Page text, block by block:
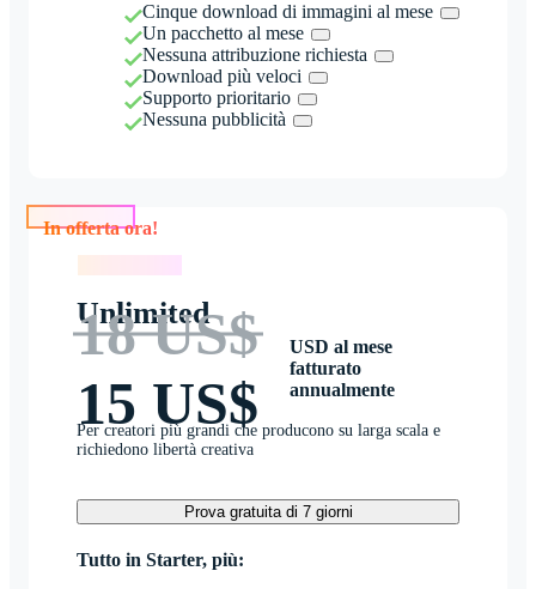
Cinque download di immagini al mese
Un pacchetto al mese
Nessuna attribuzione richiesta
Download più veloci
Supporto prioritario
Nessuna pubblicità
Unlimited
18 US$
15 US$
USD al mese
fatturato
annualmente
Per creatori più grandi che producono su larga scala e
richiedono libertà creativa
Prova gratuita di 7 giorni
Tutto in Starter, più: